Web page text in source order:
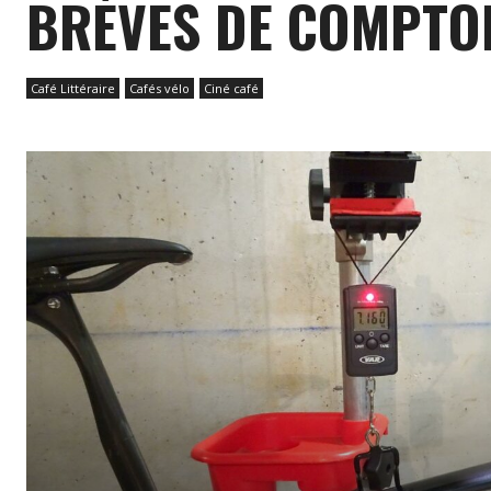
BRÈVES DE
Café Littéraire Cafés vélo Ciné café